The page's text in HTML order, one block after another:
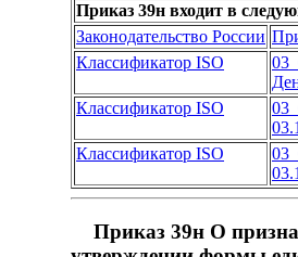
Приказ 39н входит в
Законодательство России
Классификатор ISO
Классификатор ISO
Классификатор ISO
Приказ 39н О